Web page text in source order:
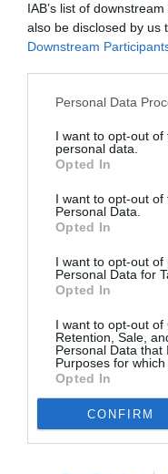
IAB’s list of
also be disclosed by us
Downstream
Personal Data
I want to opt-out
personal data.
Opted In
I want to opt-out of
Personal Data.
Opted In
I want to opt-out of
Personal Data for
Opted In
I want to opt-out of
Retention, Sale,
Personal Data that
Purposes for which
Opted In
CONFIRM
Il DL, approvato su
amplia i termini di
provvedimento i
di centro hanno
Articolo precedente
IMMIGRATI:
Articolo seguente
IMMIGRATI:
TI
ANCHE: